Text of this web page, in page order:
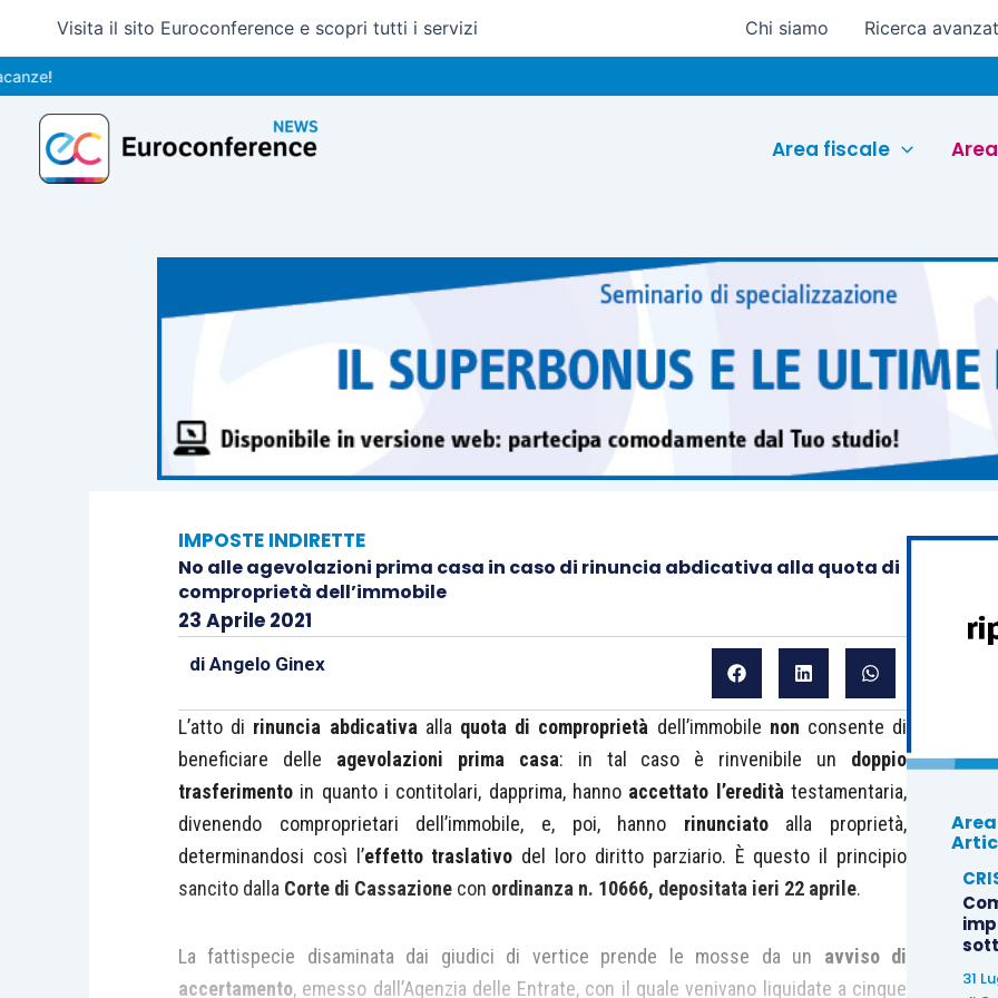
contenuto
Visita il sito Euroconference e scopri tutti i servizi Chi siamo Ricerca
Area fiscale
IMPOSTE INDIRETTE
No alle agevolazioni prima casa in caso di rinuncia abdicativa alla quota di
comproprietà dell’immobile
23 Aprile 2021
di Angelo Ginex
L’atto di rinuncia abdicativa alla quota di comproprietà dell’immobile non consente di
beneficiare delle agevolazioni prima casa: in tal caso è rinvenibile un doppio
trasferimento in quanto i contitolari, dapprima, hanno accettato l’eredità testamentaria,
divenendo comproprietari dell’immobile, e, poi, hanno rinunciatoalla proprietà,
determinandosi così l’effetto traslativo del loro diritto parziario. È questo il principio
sancito dalla Corte di Cassazione con ordinanza n. 10666, depositata ieri 22 aprile.
La fattispecie disaminata dai giudici di vertice prende le mosse da un avviso di
accertamento, emesso dall’Agenzia delle Entrate, con il quale venivano liquidate a cinque
31